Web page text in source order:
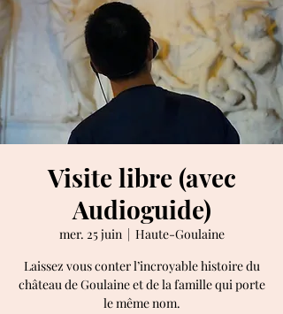
Visite libre (avec
Audioguide)
mer. 25 juin
  |
Haute-Goulaine
Laissez vous conter l’incroyable histoire du
château de Goulaine et de la famille qui porte
le même nom.